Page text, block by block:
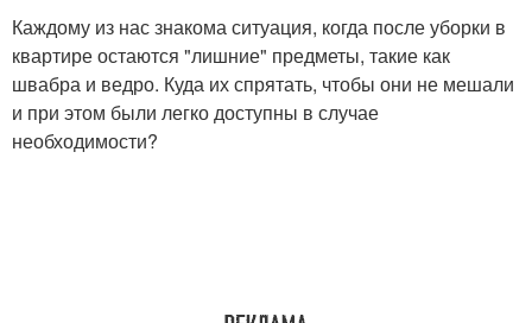
Каждому из нас знакома ситуация, когда после уборки в
квартире остаются "лишние" предметы, такие как
швабра и ведро. Куда их спрятать, чтобы они не мешали
и при этом были легко доступны в случае
необходимости?